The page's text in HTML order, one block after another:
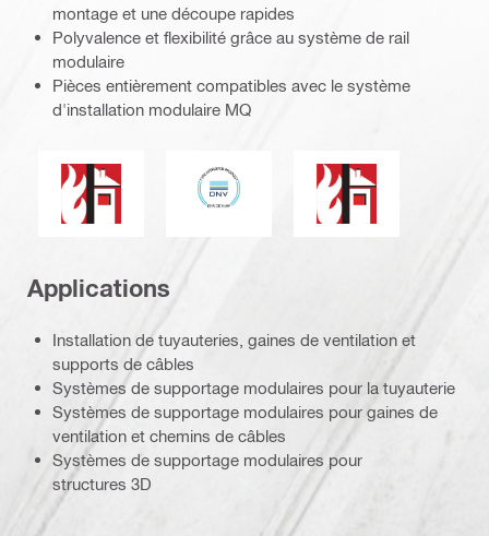
montage et une découpe rapides
Polyvalence et flexibilité grâce au système de rail
modulaire
Pièces entièrement compatibles avec le système
d'installation modulaire MQ
Les produits de ce groupe disposent d'un degré de
DNV Résistance au feu
Applications
Installation de tuyauteries, gaines de ventilation et
supports de câbles
Systèmes de supportage modulaires pour la tuyauterie
Systèmes de supportage modulaires pour gaines de
ventilation et chemins de câbles
Systèmes de supportage modulaires pour
structures 3D